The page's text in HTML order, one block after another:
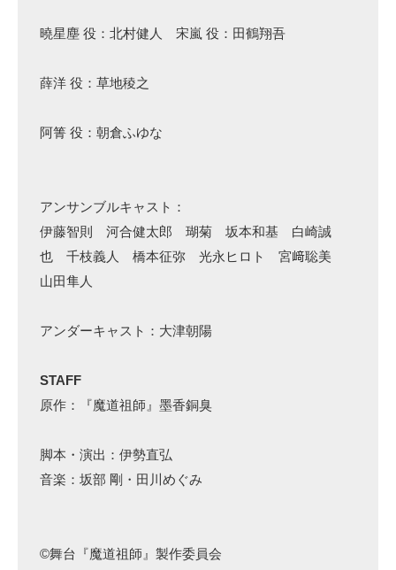
曉星塵 役：北村健人 宋嵐 役：田鶴翔吾
薛洋 役：草地稜之
阿箐 役：朝倉ふゆな
アンサンブルキャスト：
伊藤智則 河合健太郎 瑚菊 坂本和基 白崎誠
也 千枝義人 橋本征弥 光永ヒロト 宮﨑聡美
山田隼人
アンダーキャスト：大津朝陽
STAFF
原作：『魔道祖師』墨香銅臭
脚本・演出：伊勢直弘
音楽：坂部 剛・田川めぐみ
©舞台『魔道祖師』製作委員会